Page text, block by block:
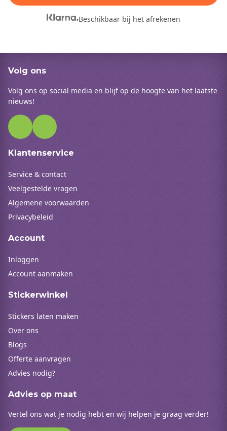
Beschikbaar bij het afrekenen
Volg ons
Volg ons op social media en blijf op de hoogte van het laatste
nieuws!
Klantenservice
Service & contact
Veelgestelde vragen
Algemene voorwaarden
Privacybeleid
Account
Inloggen
Account aanmaken
Stickerwinkel
Stickers laten maken
Over ons
Blogs
Offerte aanvragen
Advies nodig?
Advies op maat
Vertel ons wat je nodig hebt en wij helpen je graag verder!